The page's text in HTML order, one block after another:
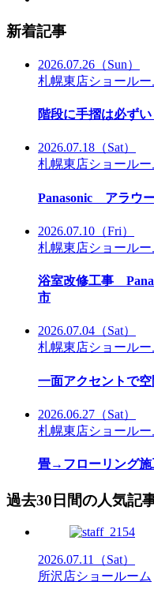
新着記事
2026.07.26 （Sun）
札幌東店ショール
階段に手摺は必ず
2026.07.18 （Sat）
札幌東店ショール
Panasonic アラウ
2026.07.10 （Fri）
札幌東店ショール
浴室改修工事
市
2026.07.04 （Sat）
札幌東店ショール
一面アクセントで
2026.06.27 （Sat）
札幌東店ショール
畳→フローリング
過去30日間の人気記
2026.07.11
（Sat）
所沢店ショールーム